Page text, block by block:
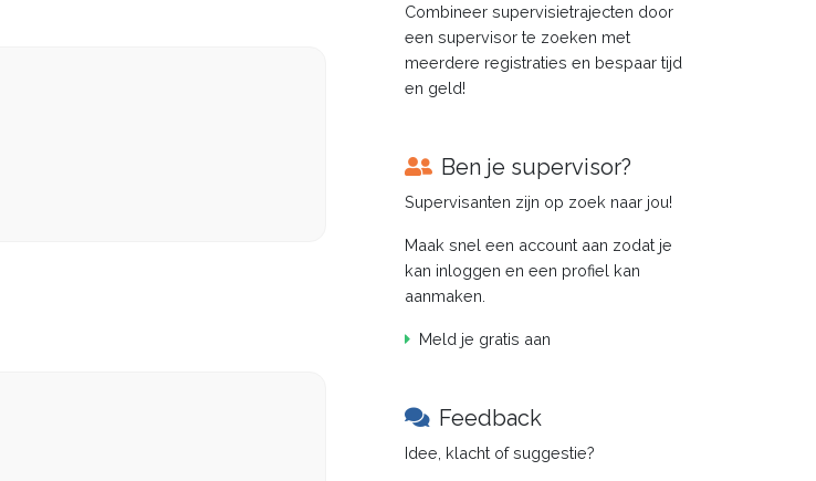
Combineer supervisietrajecten door
een supervisor te zoeken met
meerdere registraties en bespaar tijd
en geld!
Ben je supervisor?
Supervisanten zijn op zoek naar jou!
Maak snel een account aan zodat je
kan inloggen en een profiel kan
aanmaken.
Meld je gratis aan
Feedback
Idee, klacht of suggestie?